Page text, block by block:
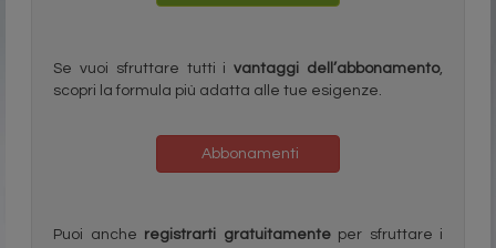
Se vuoi sfruttare tutti ivantaggi dell’abbonamento,
scopri la formula più adatta alle tue esigenze.
Abbonamenti
Puoi anche registrarti gratuitamenteper sfruttare i